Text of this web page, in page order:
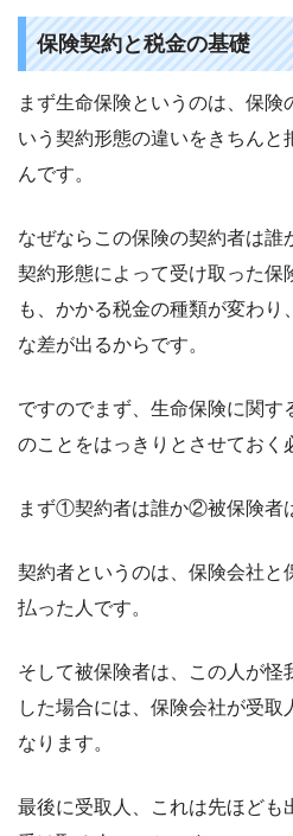
保険契約と税金の基礎
まず生命保険というのは、保険
いう契約形態の違いをきちんと
んです。
なぜならこの保険の契約者は誰
契約形態によって受け取った保
も、かかる税金の種類が変わり
な差が出るからです。
ですのでまず、生命保険に関す
のことをはっきりとさせておく
まず①契約者は誰か②被保険者
契約者というのは、保険会社と
払った人です。
そして被保険者は、この人が怪
した場合には、保険会社が受取
なります。
最後に受取人、これは先ほども